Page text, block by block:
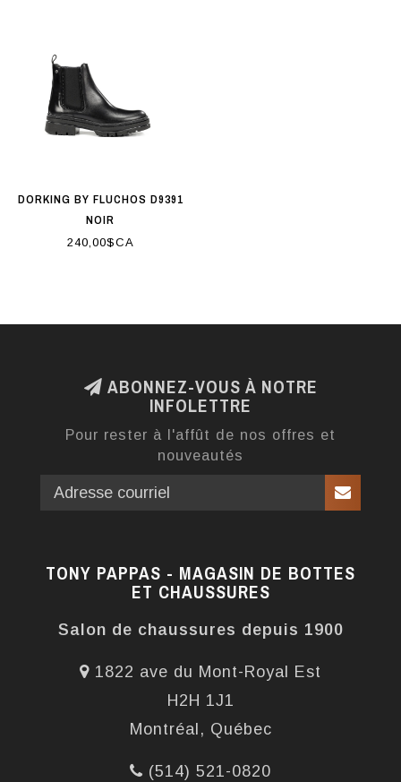
DORKING BY FLUCHOS D9391
NOIR
240,00$CA
ABONNEZ-VOUS À NOTRE
INFOLETTRE
Pour rester à l'affût de nos offres et
nouveautés
TONY PAPPAS - MAGASIN DE BOTTES
ET CHAUSSURES
Salon de chaussures depuis 1900
1822 ave du Mont-Royal Est
H2H 1J1
Montréal, Québec
(514) 521-0820